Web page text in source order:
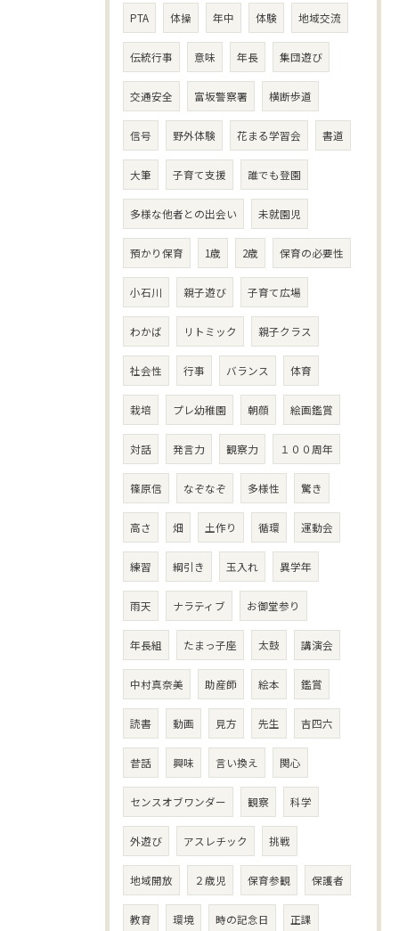
PTA 体操 年中 体験 地域交流
伝統行事 意味 年長 集団遊び
交通安全 富坂警察署 横断歩道
信号 野外体験 花まる学習会 書道
大筆 子育て支援 誰でも登園
多様な他者との出会い 未就園児
預かり保育 1歳 2歳 保育の必要性
小石川 親子遊び 子育て広場
わかば リトミック 親子クラス
社会性 行事 バランス 体育
栽培 プレ幼稚園 朝顔 絵画鑑賞
対話 発言力 観察力 １００周年
篠原信 なぞなぞ 多様性 驚き
高さ 畑 土作り 循環 運動会
練習 綱引き 玉入れ 異学年
雨天 ナラティブ お御堂参り
年長組 たまっ子座 太鼓 講演会
中村真奈美 助産師 絵本 鑑賞
読書 動画 見方 先生 吉四六
昔話 興味 言い換え 関心
センスオブワンダー 観察 科学
外遊び アスレチック 挑戦
地域開放 ２歳児 保育参観 保護者
教育 環境 時の記念日 正課